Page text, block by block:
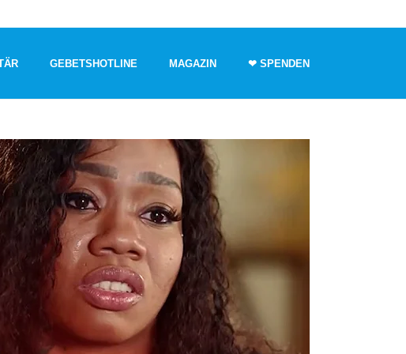
GEBETSHOTLINE MAGAZIN ❤ SPENDEN